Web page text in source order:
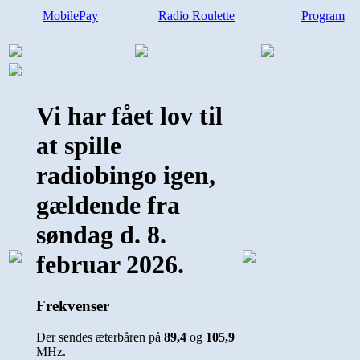
MobilePay Radio Roulette Program
Vi har fået lov til
at spille
radiobingo igen,
gældende fra
søndag d. 8.
februar 2026.
Frekvenser
Der sendes æterbåren på 89,4 og 105,9
MHz.